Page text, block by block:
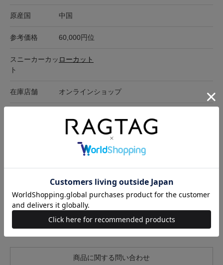
原産国 中国
参考価格 60,000円位
スニーカーカッ
ト
ローカット
在庫店舗 オンラインショップ
高さ ヒール ソール裏(全長)
キャンセル・返品について
お買い物時のご利用ガイドはこちら
商品に関する問い合わせ